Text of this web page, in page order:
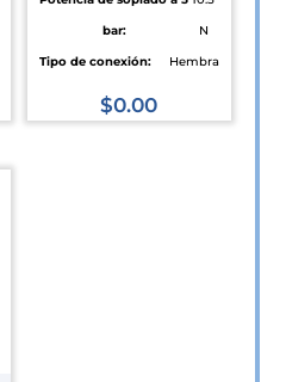
bar:
N
Tipo de conexión:
Hembra
$0.00